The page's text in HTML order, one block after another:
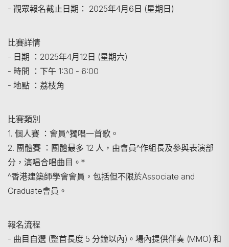
搜尋
- 觀眾報名截止日期： 2025年4月6日 (星期日)
比賽詳情
- 日期 ：2025年4月12日 (星期六)
- 時間 ：下午 1:30 - 6:00
- 地點 ：荔枝角
比賽類別
1. 個人賽 ：會員^獨唱一首歌。
2. 團體賽 ：團體最多 12 人，由會員^作組長及參與表演部
分，演唱合唱曲目。*
^香港建築師學會會員，包括但不限於Associate and
Graduate會員。
報名流程
- 曲目自選 (整首長度 5 分鐘以內)。場內提供伴奏 (MMO) 和